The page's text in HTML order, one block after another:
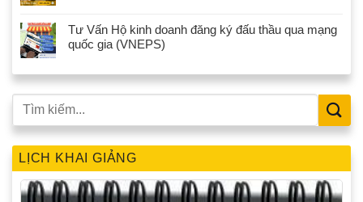
Tư Vấn Hộ kinh doanh đăng ký đấu thầu qua mạng
quốc gia (VNEPS)
LỊCH KHAI GIẢNG